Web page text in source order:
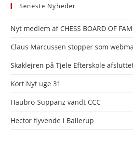
Seneste Nyheder
Nyt medlem af CHESS BOARD OF
Claus Marcussen stopper som
Skaklejren på Tjele Efterskole
Kort Nyt uge 31
Haubro-Suppanz vandt CCC
Hector flyvende i Ballerup